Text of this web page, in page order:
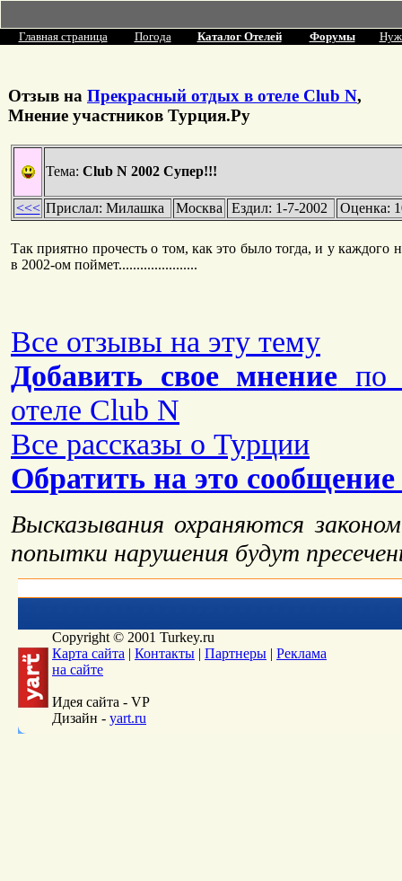
Главная страница Погода Каталог Отелей Форумы
Отзыв на Прекрасный отдых в отеле Club N,
Мнение участников Турция.Ру
Тема: Club N 2002 Супер!!!
<<< Прислал: Милашка Москва Ездил: 1-7-2002 Оценка:
Так приятно прочесть о том, как это было тогда, и у
в 2002-ом поймет......................
Все отзывы на эту тему
Добавить свое мнение по
отеле Club N
Все рассказы о Турции
Обратить на это
Высказывания охраняются
попытки нарушения будут
Copyright © 2001 Turkey.ru
Карта сайта | Контакты | Партнеры | Реклама
на сайте
Идея сайта - VP
Дизайн - yart.ru